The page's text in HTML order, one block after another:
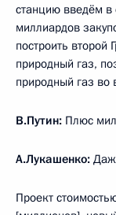
станцию введём в
миллиардов
построить второй
природный газ,
природный газ во
В.Путин: Плюс
А.Лукашенко:
Проект